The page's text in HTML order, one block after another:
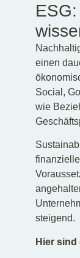
einen
Social,
wie
steigend.
Hier